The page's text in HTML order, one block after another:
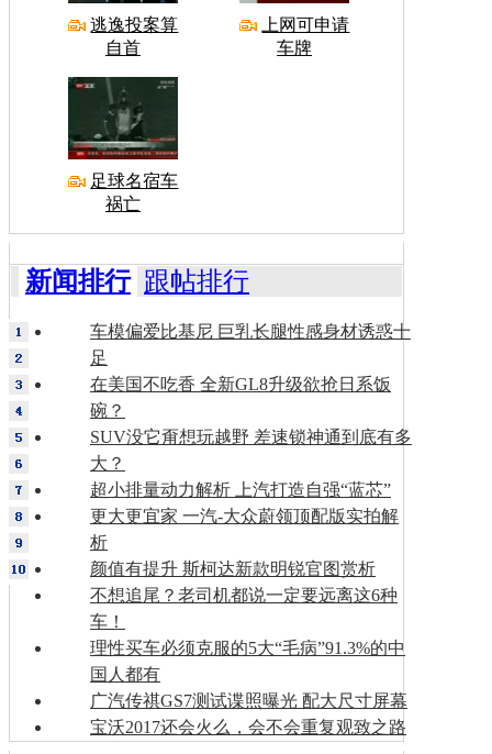
逃逸投案算
自首
上网可申请
车牌
足球名宿车
祸亡
新闻排行 跟帖排行
车模偏爱比基尼 巨乳长腿性感身材诱惑十
足
在美国不吃香 全新GL8升级欲抢日系饭
碗？
SUV没它甭想玩越野 差速锁神通到底有多
大？
超小排量动力解析 上汽打造自强“蓝芯”
更大更宜家 一汽-大众蔚领顶配版实拍解
析
颜值有提升 斯柯达新款明锐官图赏析
不想追尾？老司机都说一定要远离这6种
车！
理性买车必须克服的5大“毛病”91.3%的中
国人都有
广汽传祺GS7测试谍照曝光 配大尺寸屏幕
宝沃2017还会火么，会不会重复观致之路